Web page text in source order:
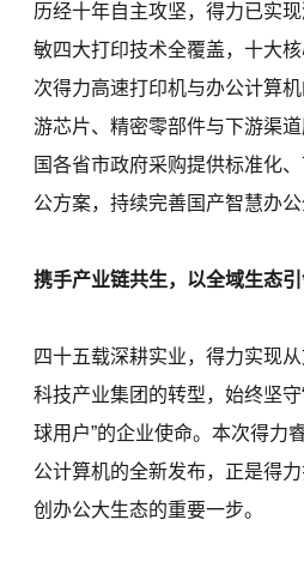
历经十年自主攻坚，得力已实
敏四大打印技术全覆盖，十大
次得力高速打印机与办公计算
游芯片、精密零部件与下游渠
国各省市政府采购提供标准化
公方案，持续完善国产智慧办公
携手产业链共生，以全域生态
四十五载深耕实业，得力实现
科技产业集团的转型，始终坚
球用户”的企业使命。本次得力
公计算机的全新发布，正是得
创办公大生态的重要一步。